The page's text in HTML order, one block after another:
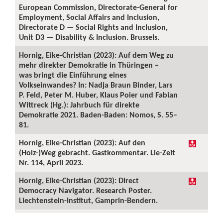
European Commission, Directorate-General for
Employment, Social Affairs and Inclusion,
Directorate D — Social Rights and Inclusion,
Unit D3 — Disability & Inclusion. Brussels.
Hornig, Eike-Christian (2023): Auf dem Weg zu
mehr direkter Demokratie in Thüringen –
was bringt die Einführung eines
Volkseinwandes? In: Nadja Braun Binder, Lars
P. Feld, Peter M. Huber, Klaus Poier und Fabian
Wittreck (Hg.): Jahrbuch für direkte
Demokratie 2021. Baden-Baden: Nomos, S. 55–
81.
Hornig, Eike-Christian (2023): Auf den
(Holz-)Weg gebracht. Gastkommentar. Lie-Zeit
Nr. 114, April 2023.
Hornig, Eike-Christian (2023): Direct
Democracy Navigator. Research Poster.
Liechtenstein-Institut, Gamprin-Bendern.